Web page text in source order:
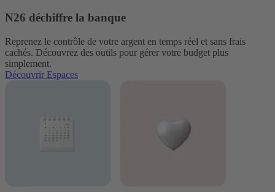
N26 déchiffre la banque
Reprenez le contrôle de votre argent en temps réel et sans frais
cachés. Découvrez des outils pour gérer votre budget plus
simplement.
Découvrir Espaces